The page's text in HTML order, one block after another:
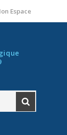
Espace